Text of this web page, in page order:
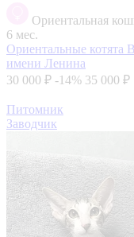
Ориентальная
6 мес.
Ориентальные котята
имени Ленина
30 000 ₽ -14% 35 000 ₽
Питомник
Заводчик